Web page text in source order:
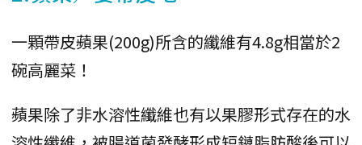
一顆帶皮蘋果(200g)所含的纖維有4.8g相當於2
碗高麗菜！
蘋果除了非水溶性纖維也有以果膠形式存在的水